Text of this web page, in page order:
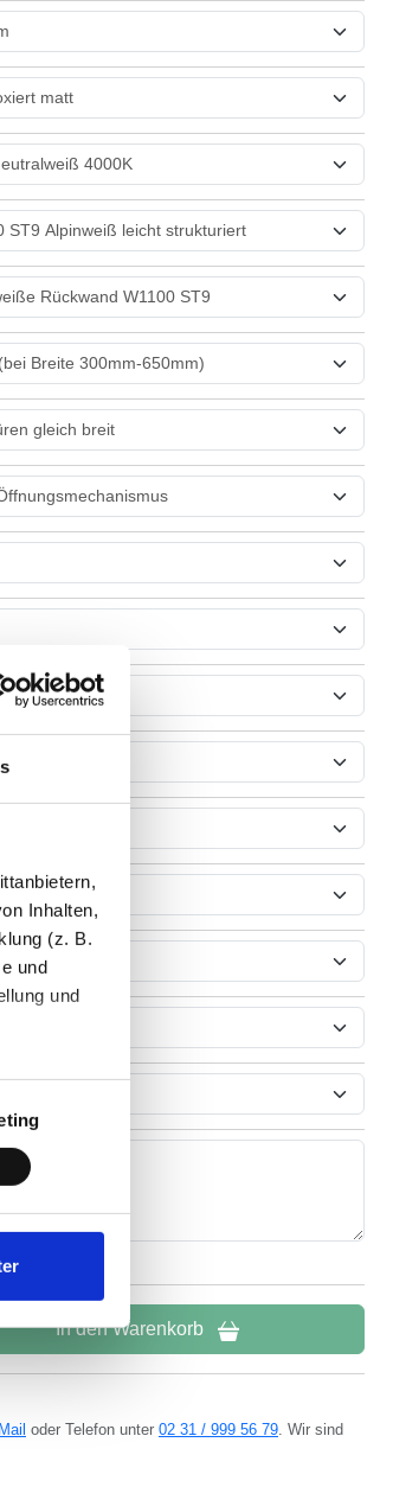
Inhalten,
(z. B.
und
und
mehr über
den
In den Warenkorb
oder Telefon unter 02 31 / 999 56 79. Wir sind